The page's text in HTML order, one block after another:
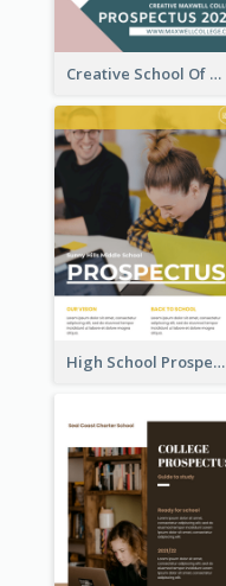
Creative School Of Media Prospectus
High School Prospectus